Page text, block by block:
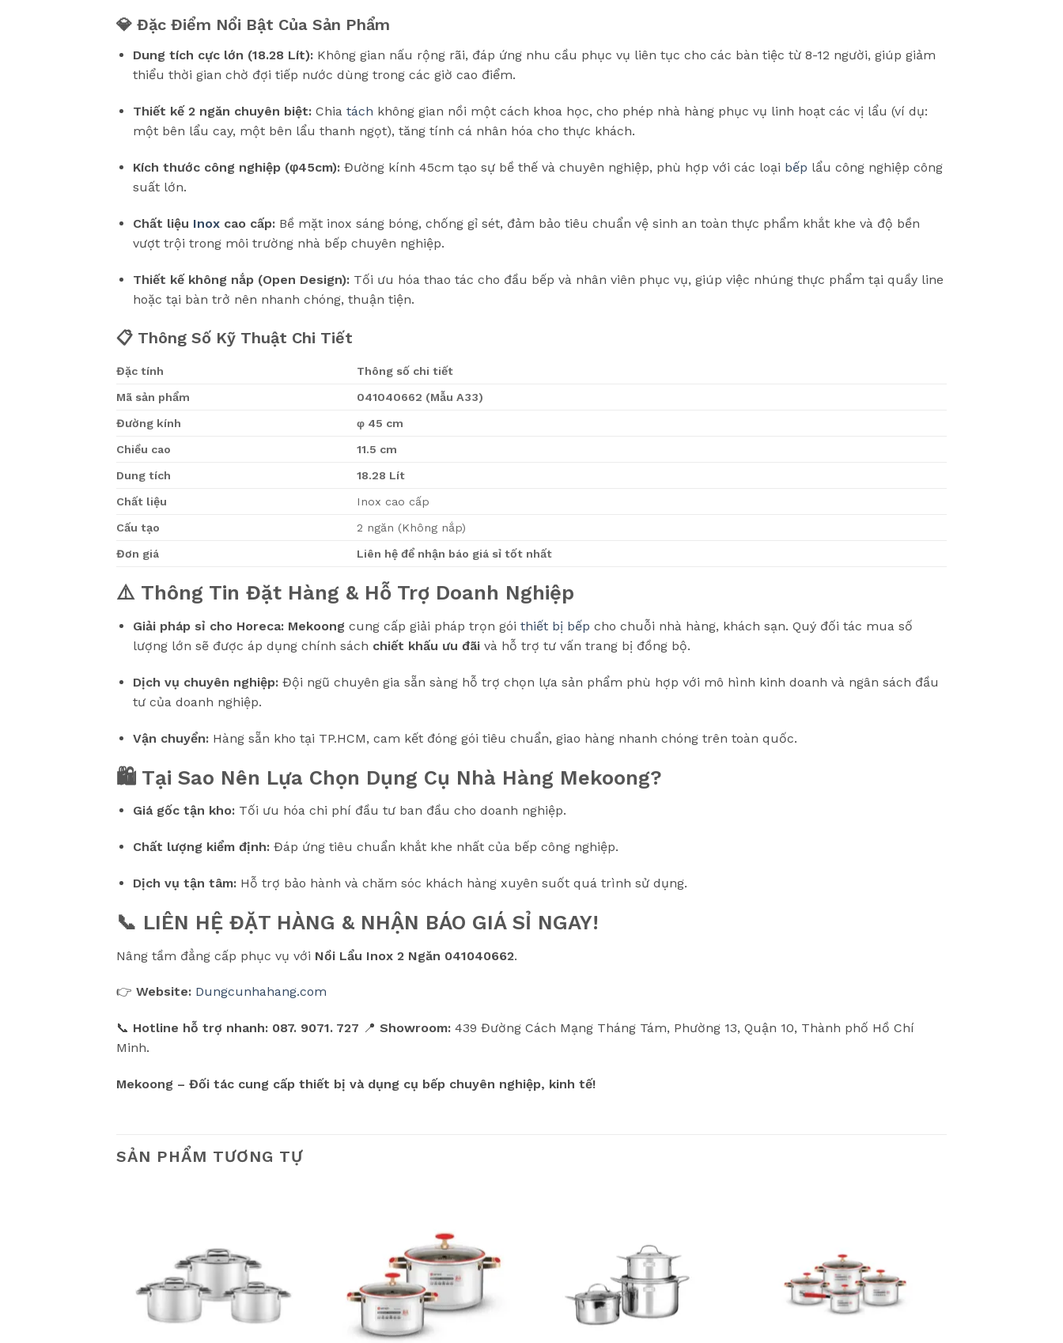
💎 Đặc Điểm Nổi Bật Của Sản Phẩm
Dung tích cực lớn (18.28 Lít):Không gian nấu rộng rãi, đáp ứng nhu cầu phục vụ liên tục cho các bàn tiệc từ 8-12 người, giúp giảm
thiểu thời gian chờ đợi tiếp nước dùng trong các giờ cao điểm.
Thiết kế 2 ngăn chuyên biệt:Chia tách không gian nồi một cách khoa học, cho phép nhà hàng phục vụ linh hoạt các vị lẩu (ví dụ:
một bên lẩu cay, một bên lẩu thanh ngọt), tăng tính cá nhân hóa cho thực khách.
Kích thước công nghiệp (φ45cm):Đường kính 45cm tạo sự bề thế và chuyên nghiệp, phù hợp với các loại bếp lẩu công nghiệp công
suất lớn.
Chất liệu Inoxcao cấp:Bề mặt inox sáng bóng, chống gỉ sét, đảm bảo tiêu chuẩn vệ sinh an toàn thực phẩm khắt khe và độ bền
vượt trội trong môi trường nhà bếp chuyên nghiệp.
Thiết kế không nắp (Open Design):Tối ưu hóa thao tác cho đầu bếp và nhân viên phục vụ, giúp việc nhúng thực phẩm tại quầy line
hoặc tại bàn trở nên nhanh chóng, thuận tiện.
📋 Thông Số Kỹ Thuật Chi Tiết
Đặc tính Thông số chi tiết
Mã sản phẩm 041040662 (Mẫu A33)
Đường kính φ 45 cm
Chiều cao 11.5 cm
Dung tích 18.28 Lít
Chất liệu Inox cao cấp
Cấu tạo 2 ngăn (Không nắp)
Đơn giá Liên hệ để nhận báo giá sỉ tốt nhất
⚠️ Thông Tin Đặt Hàng & Hỗ Trợ Doanh Nghiệp
Giải pháp sỉ cho Horeca: Mekoong cung cấp giải pháp trọn gói thiết bị bếp cho chuỗi nhà hàng, khách sạn. Quý đối tác mua số
lượng lớn sẽ được áp dụng chính sách chiết khấu ưu đãivà hỗ trợ tư vấn trang bị đồng bộ.
Dịch vụ chuyên nghiệp:Đội ngũ chuyên gia sẵn sàng hỗ trợ chọn lựa sản phẩm phù hợp với mô hình kinh doanh và ngân sách đầu
tư của doanh nghiệp.
Vận chuyển:Hàng sẵn kho tại TP.HCM, cam kết đóng gói tiêu chuẩn, giao hàng nhanh chóng trên toàn quốc.
🛍️ Tại Sao Nên Lựa Chọn Dụng Cụ Nhà Hàng Mekoong?
Giá gốc tận kho:Tối ưu hóa chi phí đầu tư ban đầu cho doanh nghiệp.
Chất lượng kiểm định:Đáp ứng tiêu chuẩn khắt khe nhất của bếp công nghiệp.
Dịch vụ tận tâm:Hỗ trợ bảo hành và chăm sóc khách hàng xuyên suốt quá trình sử dụng.
📞 LIÊN HỆ ĐẶT HÀNG & NHẬN BÁO GIÁ SỈ NGAY!
Nâng tầm đẳng cấp phục vụ với Nồi Lẩu Inox 2 Ngăn 041040662.
👉 Website: Dungcunhahang.com
📞 Hotline hỗ trợ nhanh: 087. 9071. 727 📍 Showroom: 439 Đường Cách Mạng Tháng Tám, Phường 13, Quận 10, Thành phố Hồ Chí
Minh.
Mekoong – Đối tác cung cấp thiết bị và dụng cụ bếp chuyên nghiệp, kinh tế!
SẢN PHẨM TƯƠNG TỰ